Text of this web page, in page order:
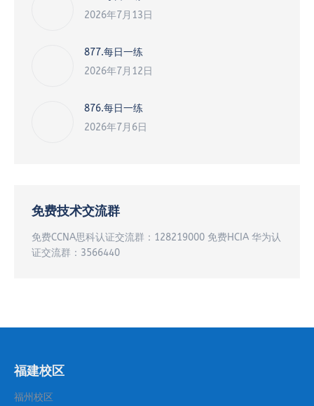
2026年7月13日
877.每日一练
2026年7月12日
876.每日一练
2026年7月6日
免费技术交流群
免费CCNA思科认证交流群：128219000 免费HCIA 华为认
证交流群：3566440
福建校区
福州校区